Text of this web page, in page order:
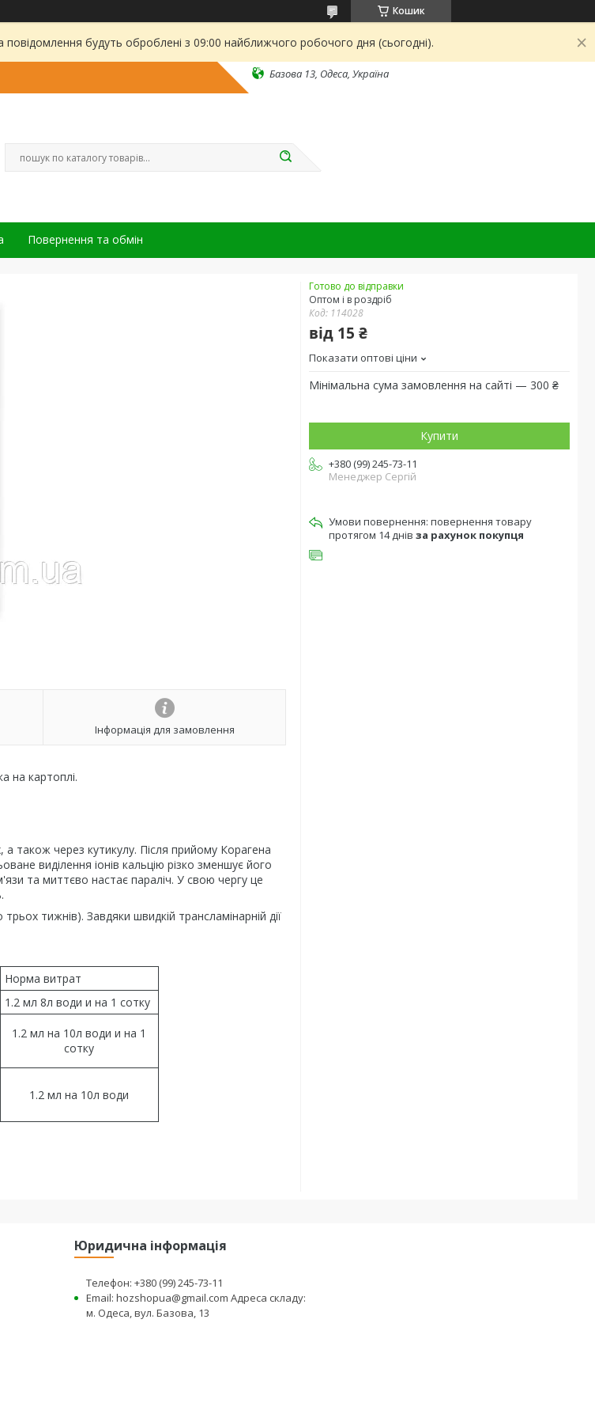
Кошик
будуть оброблені з 09:00 найближчого робочого дня (сьогодні).
Базова 13, Одеса, Україна
Повернення та обмін
Інформація для замовлення
на картоплі.
також через кутикулу. Після прийому Корагена
виділення іонів кальцію різко зменшує його
та миттєво настає параліч. У свою чергу це
тижнів). Завдяки швидкій трансламінарній дії
Норма витрат
1.2 мл 8л води и на 1 сотку
1.2 мл на 10л води и на 1
сотку
1.2 мл на 10л води
Готово до відправки
Оптом і в роздріб
Код: 114028
від 15 ₴
Показати оптові ціни
Мінімальна сума замовлення на сайті — 300 ₴
Купити
+380 (99) 245-73-11
Менеджер Сергій
повернення товару
протягом 14 днів за рахунок покупця
Юридична інформація
Телефон: +380 (99) 245-73-11
Email: hozshopua@gmail.com Адреса складу:
м. Одеса, вул. Базова, 13